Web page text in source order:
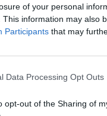
of your personal
This information may also
Participants that may
Data Processing Opt Outs
opt-out of the Sharing of
Σταθμού